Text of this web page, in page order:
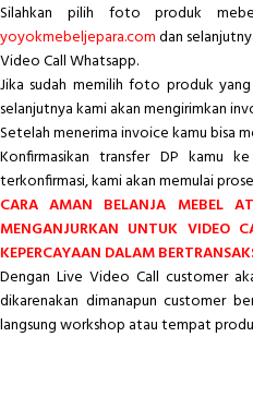
Silahkan pilih foto produk
yoyokmebeljepara.comdan
Video Call Whatsapp.
Jika sudah memilih foto produk
selanjutnya kami akan mengirimkan
Setelah menerima invoice kamu bisa
Konfirmasikan transfer DP kamu
terkonfirmasi, kami akan memulai
CARA AMAN BELANJA MEBEL
MENGANJURKAN UNTUK VIDEO
KEPERCAYAAN DALAM
Dengan Live Video Call customer
dikarenakan dimanapun customer
langsung workshop atau tempat